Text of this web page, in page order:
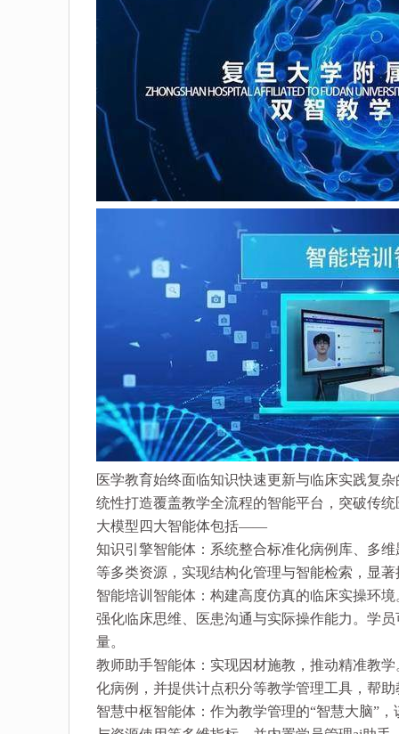
医学教育始终面临知识快速更新与临床实践复
统性打造覆盖教学全流程的智能平台，突破传
大模型四大智能体包括——
知识引擎智能体：系统整合标准化病例库、多
等多类资源，实现结构化管理与智能检索，显
智能培训智能体：构建高度仿真的临床实操环
强化临床思维、医患沟通与实际操作能力。学
量。
教师助手智能体：实现因材施教，推动精准教
化病例，并提供计点积分等教学管理工具，帮
智慧中枢智能体：作为教学管理的“智慧大脑”